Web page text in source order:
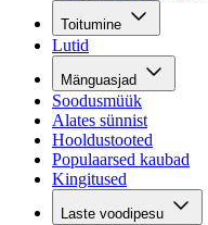
Toitumine
Lutid
Mänguasjad
Soodusmüük
Alates sünnist
Hooldustooted
Populaarsed kaubad
Kingitused
Laste voodipesu